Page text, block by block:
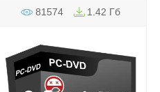
81574 1.42 Гб